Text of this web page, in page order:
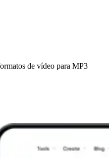
de vídeo para MP3